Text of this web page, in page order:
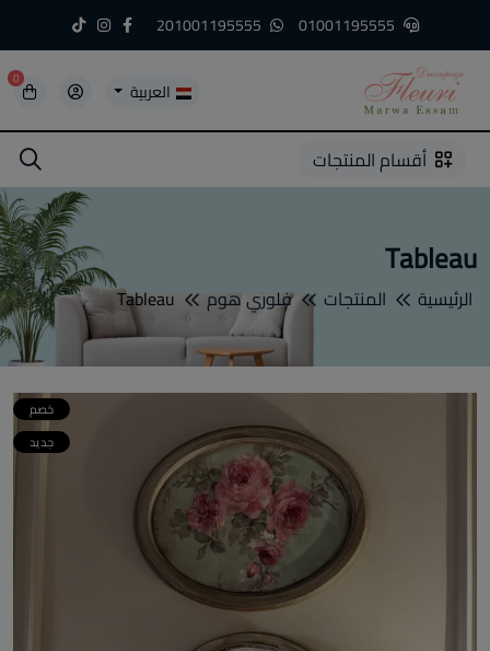
العربية 0
1
2
3
4
5
5 أقسام المنتجات
Tableau
الرئيسية المنتجات فلوري هوم Tableau
خصم
جديد